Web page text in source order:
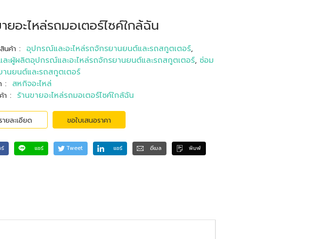
ยอะไหล่รถมอเตอร์ไซค์ใกล้ฉัน
นค้า : อุปกรณ์และอะไหล่รถจักรยานยนต์และรถสกูตเตอร์,
ละผู้ผลิตอุปกรณ์และอะไหล่รถจักรยานยนต์และรถสกูตเตอร์, ซ่อม
านยนต์และรถสกูตเตอร์
: สหกิจอะไหล่
า : ร้านขายอะไหล่รถมอเตอร์ไซค์ใกล้ฉัน
ายละเอียด ขอใบเสนอราคา
แชร์ Tweet แชร์ อีเมล พิมพ์